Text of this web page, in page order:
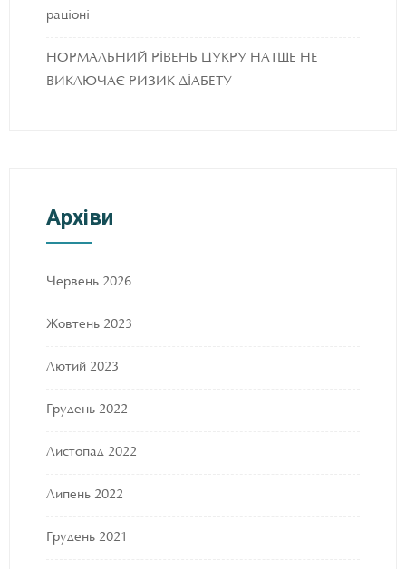
раціоні
НОРМАЛЬНИЙ РІВЕНЬ ЦУКРУ НАТЩЕ НЕ
ВИКЛЮЧАЄ РИЗИК ДІАБЕТУ
Архіви
Червень 2026
Жовтень 2023
Лютий 2023
Грудень 2022
Листопад 2022
Липень 2022
Грудень 2021